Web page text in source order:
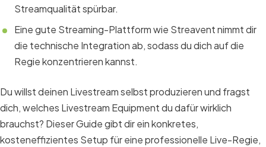
Streamqualität spürbar.
Eine gute Streaming-Plattform wie Streavent nimmt dir
die technische Integration ab, sodass du dich auf die
Regie konzentrieren kannst.
Du willst deinen Livestream selbst produzieren und fragst
dich, welches Livestream Equipment du dafür wirklich
brauchst? Dieser Guide gibt dir ein konkretes,
kosteneffizientes Setup für eine professionelle Live-Regie,